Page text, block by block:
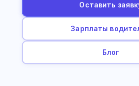
Оставить
Зарплаты
Блог